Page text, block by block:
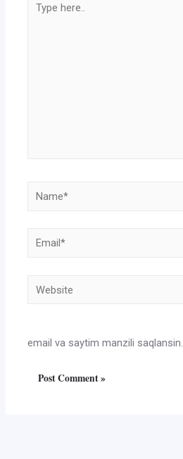
here..
Name*
Email*
Website
email va saytim manzili saqlansin.